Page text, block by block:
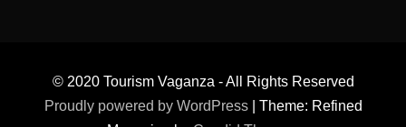
© 2020 Tourism Vaganza - All Rights Reserved
Proudly powered by WordPress
Theme: Refined